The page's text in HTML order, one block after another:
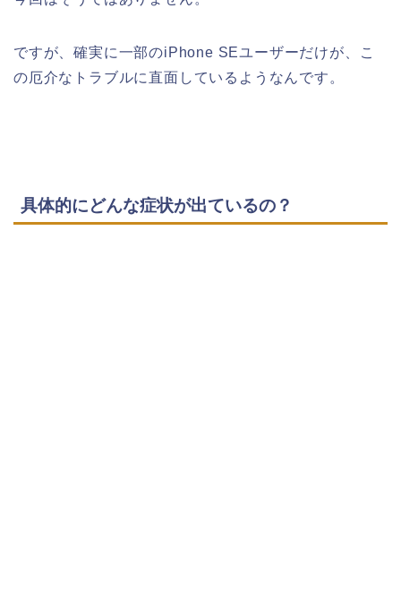
ですが、確実に一部のiPhone SEユーザーだけが、こ
の厄介なトラブルに直面しているようなんです。
具体的にどんな症状が出ているの？